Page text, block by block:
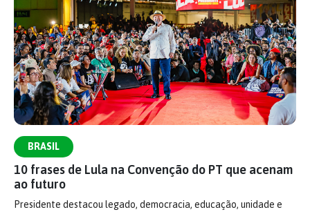
BRASIL
10 frases de Lula na Convenção do PT que acenam
ao futuro
Presidente destacou legado, democracia, educação, unidade e